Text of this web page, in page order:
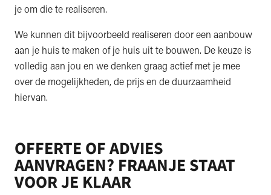
je om die te realiseren.
We kunnen dit bijvoorbeeld realiseren door een aanbouw
aan je huis te maken of je huis uit te bouwen. De keuze is
volledig aan jou en we denken graag actief met je mee
over de mogelijkheden, de prijs en de duurzaamheid
hiervan.
OFFERTE OF ADVIES
AANVRAGEN? FRAANJE STAAT
VOOR JE KLAAR